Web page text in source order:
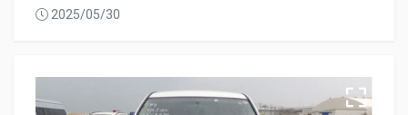
2025/05/30